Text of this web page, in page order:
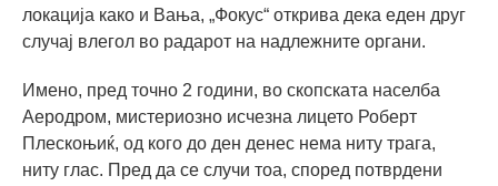
локација како и Вања, „Фокус“ открива дека еден друг
случај влегол во радарот на надлежните органи.
Имено, пред точно 2 години, во скопската населба
Аеродром, мистериозно исчезна лицето Роберт
Плескоњиќ, од кого до ден денес нема ниту трага,
ниту глас. Пред да се случи тоа, според потврдени